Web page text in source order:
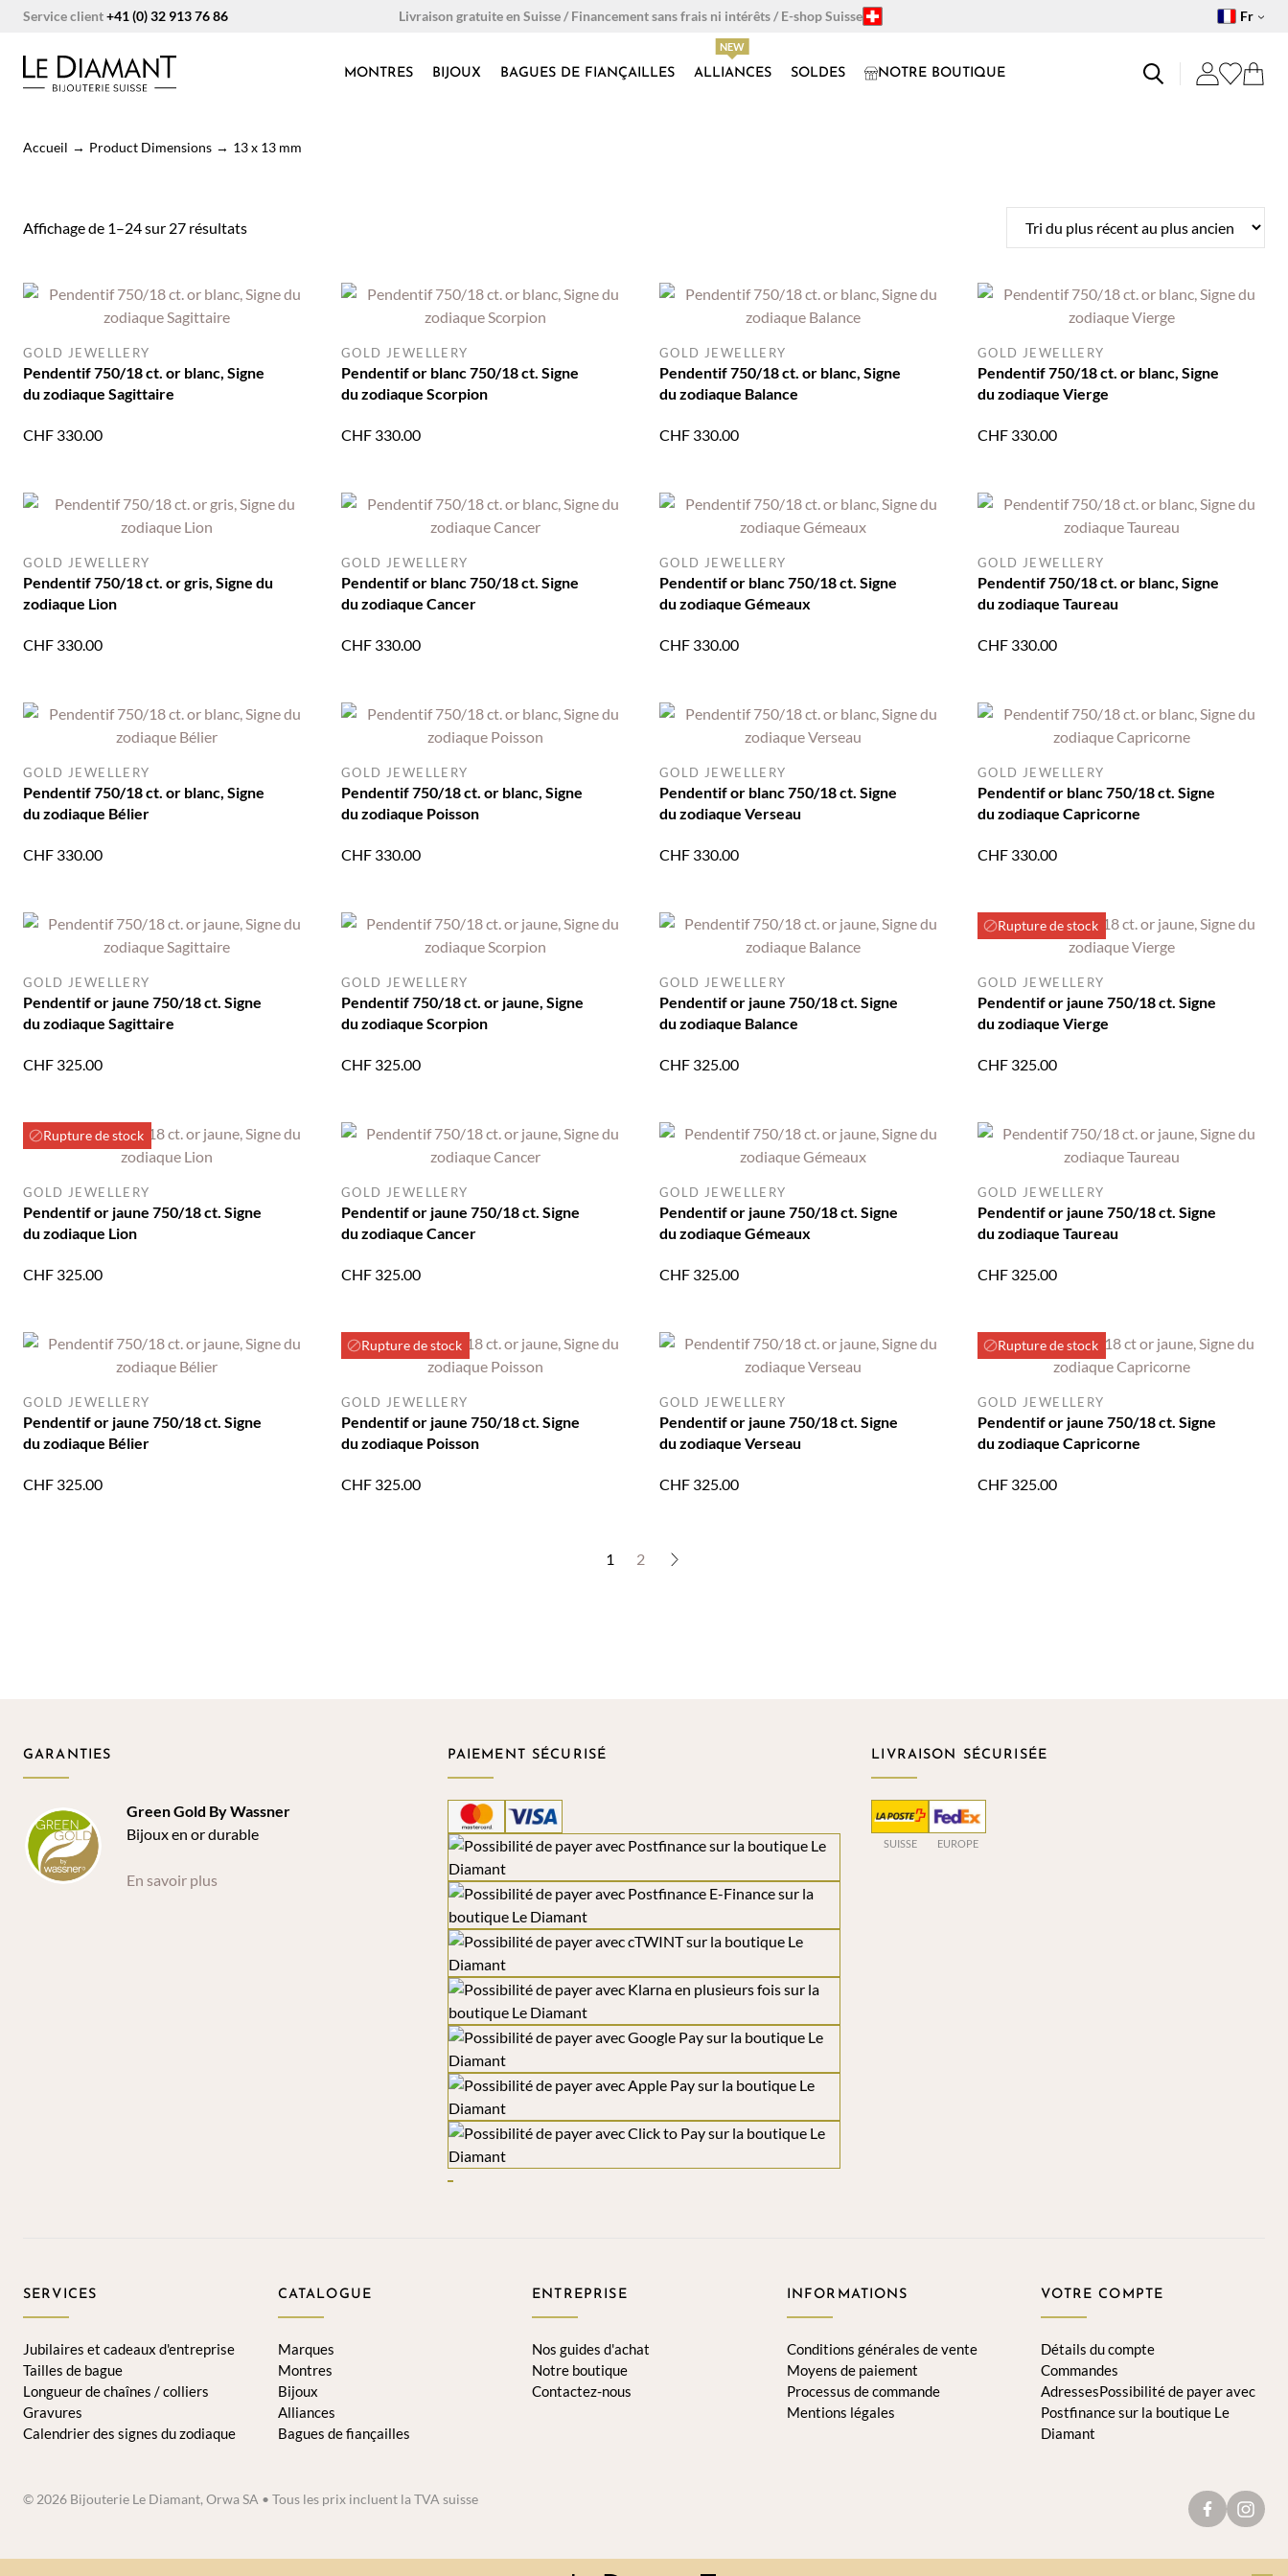
Aller
contenu
Service client+41 (0) 32 913 76 86 Livraison gratuite en Suisse / Financement sans frais ni intérêts / E-shop Suisse Fr
MONTRES BIJOUX BAGUES DE FIANÇAILLES ALLIANCES SOLDES NOTRE BOUTIQUE
Accueil → Product Dimensions → 13 x 13 mm
Affichage de 1–24 sur 27 résultats
récent
Pendentif 750/18 ct. or blanc, Signe
du zodiaque Sagittaire
GOLD JEWELLERY
CHF 330.00
Pendentif or blanc 750/18 ct. Signe
du zodiaque Scorpion
GOLD JEWELLERY
CHF 330.00
Pendentif 750/18 ct. or blanc, Signe
du zodiaque Balance
GOLD JEWELLERY
CHF 330.00
Pendentif 750/18 ct. or blanc, Signe
du zodiaque Vierge
GOLD JEWELLERY
CHF 330.00
Pendentif 750/18 ct. or gris, Signe du
zodiaque Lion
GOLD JEWELLERY
CHF 330.00
Pendentif or blanc 750/18 ct. Signe
du zodiaque Cancer
GOLD JEWELLERY
CHF 330.00
Pendentif or blanc 750/18 ct. Signe
du zodiaque Gémeaux
GOLD JEWELLERY
CHF 330.00
Pendentif 750/18 ct. or blanc, Signe
du zodiaque Taureau
GOLD JEWELLERY
CHF 330.00
Pendentif 750/18 ct. or blanc, Signe
du zodiaque Bélier
GOLD JEWELLERY
CHF 330.00
Pendentif 750/18 ct. or blanc, Signe
du zodiaque Poisson
GOLD JEWELLERY
CHF 330.00
Pendentif or blanc 750/18 ct. Signe
du zodiaque Verseau
GOLD JEWELLERY
CHF 330.00
Pendentif or blanc 750/18 ct. Signe
du zodiaque Capricorne
GOLD JEWELLERY
CHF 330.00
Pendentif or jaune 750/18 ct. Signe
du zodiaque Sagittaire
GOLD JEWELLERY
CHF 325.00
Pendentif 750/18 ct. or jaune, Signe
du zodiaque Scorpion
GOLD JEWELLERY
CHF 325.00
Pendentif or jaune 750/18 ct. Signe
du zodiaque Balance
GOLD JEWELLERY
CHF 325.00
Rupture de stock
Pendentif or jaune 750/18 ct. Signe
du zodiaque Vierge
GOLD JEWELLERY
CHF 325.00
Rupture de stock
Pendentif or jaune 750/18 ct. Signe
du zodiaque Lion
GOLD JEWELLERY
CHF 325.00
Pendentif or jaune 750/18 ct. Signe
du zodiaque Cancer
GOLD JEWELLERY
CHF 325.00
Pendentif or jaune 750/18 ct. Signe
du zodiaque Gémeaux
GOLD JEWELLERY
CHF 325.00
Pendentif or jaune 750/18 ct. Signe
du zodiaque Taureau
GOLD JEWELLERY
CHF 325.00
Pendentif or jaune 750/18 ct. Signe
du zodiaque Bélier
GOLD JEWELLERY
CHF 325.00
Rupture de stock
Pendentif or jaune 750/18 ct. Signe
du zodiaque Poisson
GOLD JEWELLERY
CHF 325.00
Pendentif or jaune 750/18 ct. Signe
du zodiaque Verseau
GOLD JEWELLERY
CHF 325.00
Rupture de stock
Pendentif or jaune 750/18 ct. Signe
du zodiaque Capricorne
GOLD JEWELLERY
CHF 325.00
1 2 →
GARANTIES
Green Gold By Wassner
Bijoux en or durable
En savoir plus
PAIEMENT SÉCURISÉ LIVRAISON SÉCURISÉE
SUISSE EUROPE
SERVICES
Jubilaires et cadeaux d'entreprise
Tailles de bague
Longueur de chaînes / colliers
Gravures
Calendrier des signes du zodiaque
CATALOGUE
Marques
Montres
Bijoux
Alliances
Bagues de fiançailles
ENTREPRISE
Nos guides d'achat
Notre boutique
Contactez-nous
INFORMATIONS
Conditions générales de vente
Moyens de paiement
Processus de commande
Mentions légales
VOTRE COMPTE
Détails du compte
Commandes
AdressesPossibilité de payer avec
Postfinance sur la boutique Le
Diamant
© 2026 Bijouterie Le Diamant, Orwa SA • Tous les prix incluent la TVA suisse